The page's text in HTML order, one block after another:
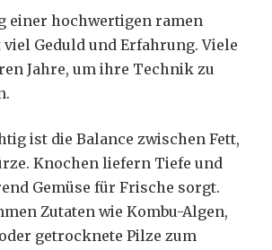
einer hochwertigen ramen
Geduld und Erfahrung. Viele
Jahre, um ihre Technik zu
ist die Balance zwischen Fett,
Knochen liefern Tiefe und
Gemüse für Frische sorgt.
Zutaten wie Kombu-Algen,
getrocknete Pilze zum